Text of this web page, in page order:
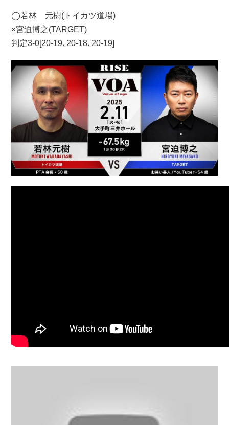
◯若林 元樹(トイカツ道場)
×宮迫博之(TARGET)
判定3-0[20-19､20-18､20-19]